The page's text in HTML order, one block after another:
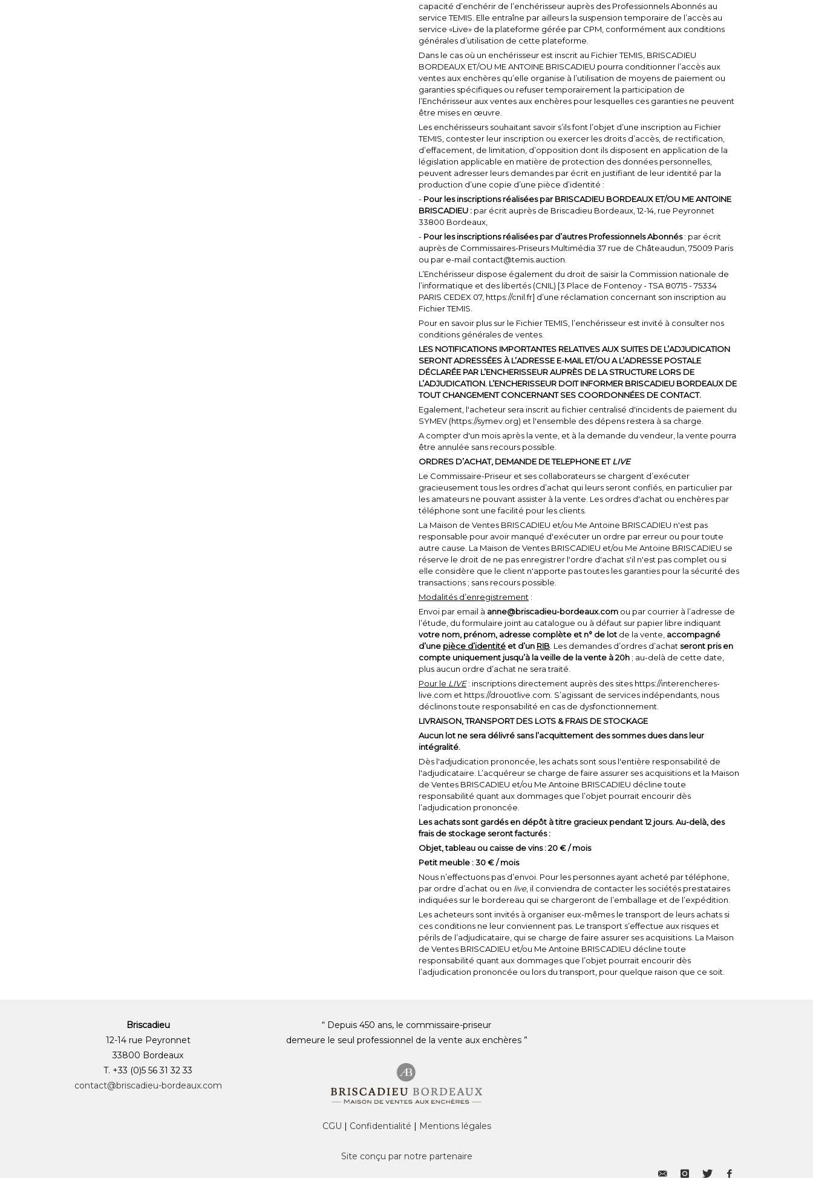
capacité d’enchérir de l’enchérisseur auprès des Professionnels Abonnés au
service TEMIS. Elle entraîne par ailleurs la suspension temporaire de l’accès au
service «Live» de la plateforme gérée par CPM, conformément aux conditions
générales d’utilisation de cette plateforme.
Dans le cas où un enchérisseur est inscrit au Fichier TEMIS, BRISCADIEU
BORDEAUX ET/OU ME ANTOINE BRISCADIEU pourra conditionner l’accès aux
ventes aux enchères qu’elle organise à l’utilisation de moyens de paiement ou
garanties spécifiques ou refuser temporairement la participation de
l’Enchérisseur aux ventes aux enchères pour lesquelles ces garanties ne peuvent
être mises en œuvre.
Les enchérisseurs souhaitant savoir s’ils font l’objet d’une inscription au Fichier
TEMIS, contester leur inscription ou exercer les droits d’accès, de rectification,
d’effacement, de limitation, d’opposition dont ils disposent en application de la
législation applicable en matière de protection des données personnelles,
peuvent adresser leurs demandes par écrit en justifiant de leur identité par la
production d’une copie d’une pièce d’identité :
- Pour les inscriptions réalisées par BRISCADIEU BORDEAUX ET/OU ME ANTOINE
BRISCADIEU : par écrit auprès de Briscadieu Bordeaux, 12-14, rue Peyronnet
33800 Bordeaux,
- Pour les inscriptions réalisées par d’autres Professionnels Abonnés: par écrit
auprès de Commissaires-Priseurs Multimédia 37 rue de Châteaudun, 75009 Paris
ou par e-mail contact@temis.auction.
L’Enchérisseur dispose également du droit de saisir la Commission nationale de
l’informatique et des libertés (CNIL) [3 Place de Fontenoy - TSA 80715 - 75334
PARIS CEDEX 07, https://cnil.fr] d’une réclamation concernant son inscription au
Fichier TEMIS.
Pour en savoir plus sur le Fichier TEMIS, l’enchérisseur est invité à consulter nos
conditions générales de ventes.
LES NOTIFICATIONS IMPORTANTES RELATIVES AUX SUITES DE L’ADJUDICATION
SERONT ADRESSÉES À L’ADRESSE E-MAIL ET/OU A L’ADRESSE POSTALE
DÉCLARÉE PAR L’ENCHERISSEUR AUPRÈS DE LA STRUCTURE LORS DE
L’ADJUDICATION. L’ENCHERISSEUR DOIT INFORMER BRISCADIEU BORDEAUX DE
TOUT CHANGEMENT CONCERNANT SES COORDONNÉES DE CONTACT.
Egalement, l'acheteur sera inscrit au fichier centralisé d'incidents de paiement du
SYMEV (https://symev.org) et l'ensemble des dépens restera à sa charge.
A compter d'un mois après la vente, et à la demande du vendeur, la vente pourra
être annulée sans recours possible.
ORDRES D’ACHAT, DEMANDE DE TELEPHONE ETLIVE
Le Commissaire-Priseur et ses collaborateurs se chargent d’exécuter
gracieusement tous les ordres d’achat qui leurs seront confiés, en particulier par
les amateurs ne pouvant assister à la vente. Les ordres d'achat ou enchères par
téléphone sont une facilité pour les clients.
La Maison de Ventes BRISCADIEU et/ou Me Antoine BRISCADIEU n'est pas
responsable pour avoir manqué d'exécuter un ordre par erreur ou pour toute
autre cause. La Maison de Ventes BRISCADIEU et/ou Me Antoine BRISCADIEU se
réserve le droit de ne pas enregistrer l'ordre d'achat s'il n'est pas complet ou si
elle considère que le client n'apporte pas toutes les garanties pour la sécurité des
transactions ; sans recours possible.
Modalités d’enregistrement :
Envoi par email à anne@briscadieu-bordeaux.com ou par courrier à l’adresse de
l’étude, du formulaire joint au catalogue ou à défaut sur papier libre indiquant
votre nom, prénom, adresse complète et n° de lot de la vente, accompagné
d’une pièce d’identité et d’un RIB . Les demandes d’ordres d’achat seront pris en
compte uniquement jusqu’à la veille de la vente à 20h ; au-delà de cette date,
plus aucun ordre d’achat ne sera traité.
Pour le LIVE: inscriptions directement auprès des sites https://interencheres-
live.com et https://drouotlive.com. S’agissant de services indépendants, nous
déclinons toute responsabilité en cas de dysfonctionnement.
LIVRAISON, TRANSPORT DES LOTS & FRAIS DE STOCKAGE
Aucun lot ne sera délivré sans l’acquittement des sommes dues dans leur
intégralité.
Dès l'adjudication prononcée, les achats sont sous l'entière responsabilité de
l'adjudicataire. L’acquéreur se charge de faire assurer ses acquisitions et la Maison
de Ventes BRISCADIEU et/ou Me Antoine BRISCADIEU décline toute
responsabilité quant aux dommages que l’objet pourrait encourir dès
l’adjudication prononcée.
Les achats sont gardés en dépôt à titre gracieux pendant 12 jours. Au-delà, des
frais de stockage seront facturés :
Objet, tableau ou caisse de vins : 20 € / mois
Petit meuble : 30 € / mois
Nous n’effectuons pas d’envoi. Pour les personnes ayant acheté par téléphone,
par ordre d’achat ou en live, il conviendra de contacter les sociétés prestataires
indiquées sur le bordereau qui se chargeront de l’emballage et de l’expédition.
Les acheteurs sont invités à organiser eux-mêmes le transport de leurs achats si
ces conditions ne leur conviennent pas. Le transport s’effectue aux risques et
périls de l’adjudicataire, qui se charge de faire assurer ses acquisitions. La Maison
de Ventes BRISCADIEU et/ou Me Antoine BRISCADIEU décline toute
responsabilité quant aux dommages que l’objet pourrait encourir dès
l’adjudication prononcée ou lors du transport, pour quelque raison que ce soit.
Briscadieu
12-14 rue Peyronnet
33800 Bordeaux
T. +33 (0)5 56 31 32 33
contact@briscadieu-bordeaux.com
“ Depuis 450 ans, le commissaire-priseur
demeure le seul professionnel de la vente aux enchères ”
CGU | Confidentialité | Mentions légales
Site conçu par notre partenaire